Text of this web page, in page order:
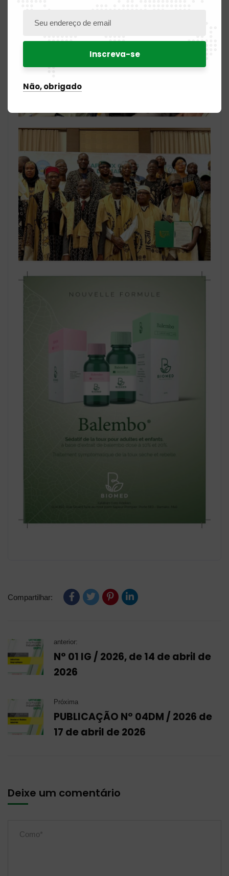
Compartilhar:
anterior:
N° 01 IG / 2026, de 14 de abril de
2026
Próxima
PUBLICAÇÃO Nº 04DM / 2026 de
17 de abril de 2026
Deixe um comentário
Não, obrigado